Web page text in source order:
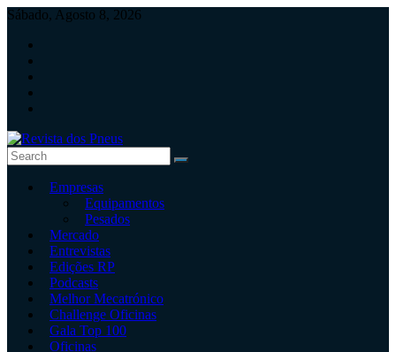
Skip
content
Sábado, Agosto 8, 2026
Revista
dos
independente
serviços
Empresas
Equipamentos
Pesados
Mercado
Entrevistas
Edições RP
Podcasts
Melhor Mecatrónico
Challenge Oficinas
Gala Top 100
Oficinas